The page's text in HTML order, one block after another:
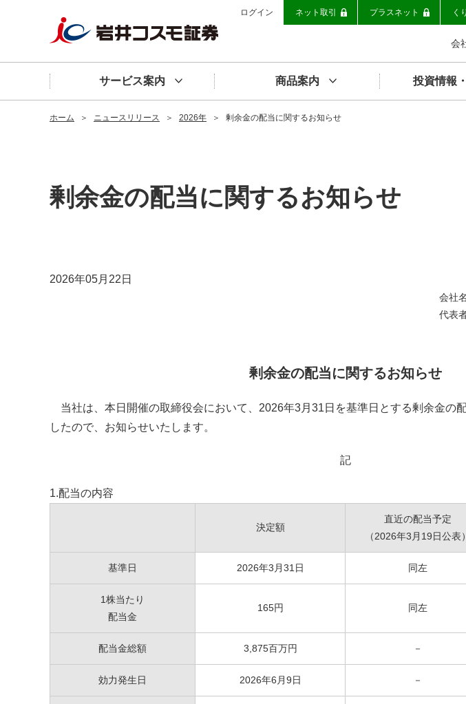
ログイン ネット取引 プラスネット く
会
サービス案内 商品案内 投資情報
ホーム ＞ ニュースリリース ＞ 2026年 ＞ 剰余金の配当に関するお知らせ
剰余金の配当に関するお知らせ
2026年05月22日
会社
代表
(コ
剰余金の配当に関するお知らせ
当社は、本日開催の取締役会において、2026年3月31日を基準日とする剰余金の
したので、お知らせいたします。
記
1.配当の内容
決定額
直近の配当予定
（2026年3月19日公表）
基準日 2026年3月31日 同左
1株当たり
配当金
165円 同左
配当金総額 3,875百万円 －
効力発生日 2026年6月9日 －